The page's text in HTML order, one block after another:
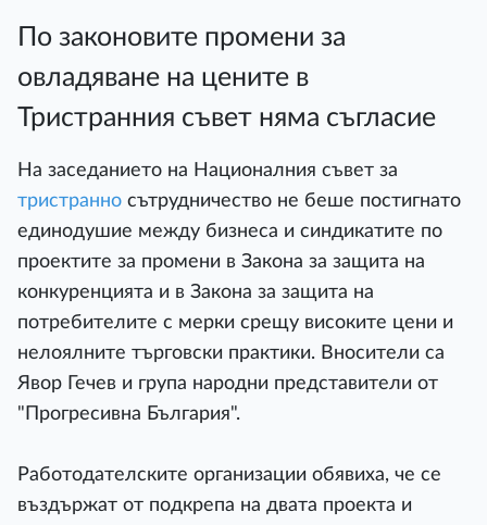
По законовите промени за
овладяване на цените в
Тристранния съвет няма съгласие
На заседанието на Националния съвет за
тристранно сътрудничество не беше постигнато
единодушие между бизнеса и синдикатите по
проектите за промени в Закона за защита на
конкуренцията и в Закона за защита на
потребителите с мерки срещу високите цени и
нелоялните търговски практики. Вносители са
Явор Гечев и група народни представители от
"Прогресивна България".
Работодателските организации обявиха, че се
въздържат от подкрепа на двата проекта и